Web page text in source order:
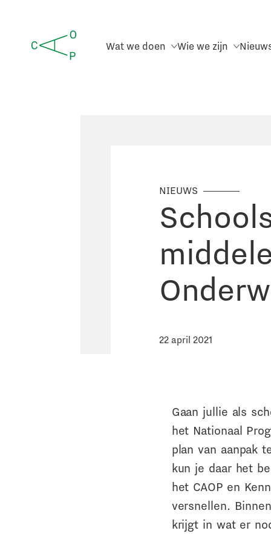
Wat we doen Wie we zijn
NIEUWS
22 april 2021
Gaan jullie als
het Nationaal
plan van aanpak
kun je daar het
het CAOP en
versnellen.
krijgt in wat er